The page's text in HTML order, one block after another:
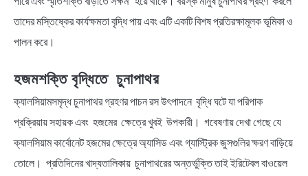
তাদের মস্তিষ্কের কার্যক্ষমতা বৃদ্ধি পায় এবং এটি একটি বিশষ প্রতিরক্ষামূলক ভূমিকা ও
পালন করে।
হজমশক্তি বৃদ্ধিতে চুনাপাথর
ক্যালসিয়ামসমৃদ্ধ চুনাপাথর গ্রহণর পাচন রস উৎপাদনে বৃদ্ধি ঘটে যা পরিপাক
প্রক্রিয়ায় সহায়ক এবং হজমের ক্ষেত্রে খুবই উপকারী। গবেষণায় দেখা গেছে যে
ক্যালসিয়াম কার্বোনেট হজমের ক্ষেত্রে অ্যাসিড এবং গ্যাস্ট্রিক জুসগুলির ক্ষরণ বাড়িয়ে
তোলে। প্রতিদিনের খাদ্যতালিকায় চুনাপাথরের অন্তর্ভুক্তি তাই ইরিটেবল বাওয়েল